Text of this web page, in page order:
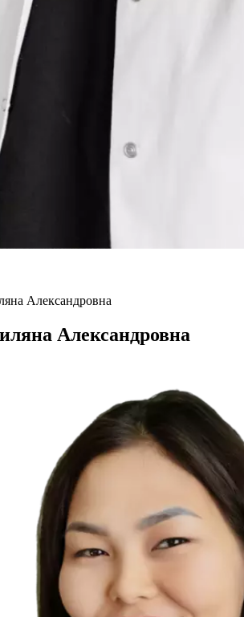
Александровна
Александровна